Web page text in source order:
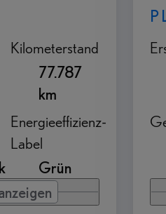
Kilometerstand
77.787
km
Energieeffizienz-
Label
Grün